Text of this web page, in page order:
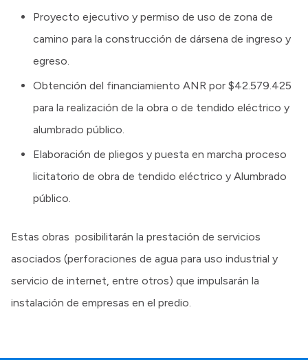
Proyecto ejecutivo y permiso de uso de zona de
camino para la construcción de dársena de ingreso y
egreso.
Obtención del financiamiento ANR por $42.579.425
para la realización de la obra o de tendido eléctrico y
alumbrado público.
Elaboración de pliegos y puesta en marcha proceso
licitatorio de obra de tendido eléctrico y Alumbrado
público.
Estas obras posibilitarán la prestación de servicios
asociados (perforaciones de agua para uso industrial y
servicio de internet, entre otros) que impulsarán la
instalación de empresas en el predio.